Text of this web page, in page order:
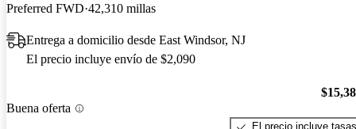
Preferred FWD 42,310 millas
Entrega a domicilio desde East Windsor, NJ
El precio incluye envío de $2,090
Buena oferta
El precio incluye tasas